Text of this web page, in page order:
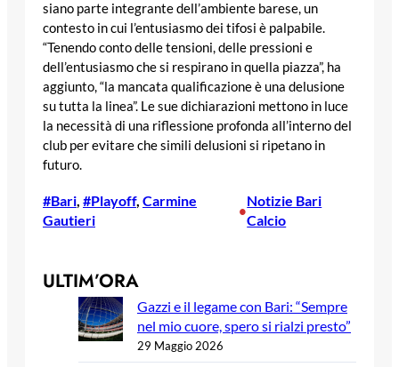
siano parte integrante dell’ambiente barese, un
contesto in cui l’entusiasmo dei tifosi è palpabile.
“Tenendo conto delle tensioni, delle pressioni e
dell’entusiasmo che si respirano in quella piazza”, ha
aggiunto, “la mancata qualificazione è una delusione
su tutta la linea”. Le sue dichiarazioni mettono in luce
la necessità di una riflessione profonda all’interno del
club per evitare che simili delusioni si ripetano in
futuro.
#Bari, #Playoff, Carmine
Gautieri
•
Notizie Bari
Calcio
ULTIM’ORA
Gazzi e il legame con Bari: “Sempre
nel mio cuore, spero si rialzi presto”
29 Maggio 2026